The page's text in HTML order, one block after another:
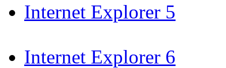
Internet Explorer 5
Internet Explorer 6